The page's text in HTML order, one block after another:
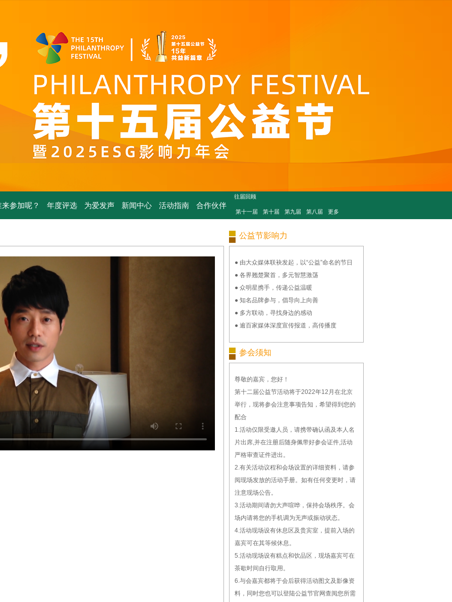
来参加呢？ 年度评选 为爱发声 新闻中心 活动指南 合作伙伴
往届回顾
第十一届 第十届 第九届 第八届 更多
公益节影响力
● 由大众媒体联袂发起，以“公益”命名的节日
● 各界翘楚聚首，多元智慧激荡
● 众明星携手，传递公益温暖
● 知名品牌参与，倡导向上向善
● 多方联动，寻找身边的感动
● 逾百家媒体深度宣传报道，高传播度
参会须知
尊敬的嘉宾，您好！
第十二届公益节活动将于2022年12月在北京
举行，现将参会注意事项告知，希望得到您的
配合
1.活动仅限受邀人员，请携带确认函及本人名
片出席,并在注册后随身佩带好参会证件,活动
严格审查证件进出。
2.有关活动议程和会场设置的详细资料，请参
阅现场发放的活动手册。如有任何变更时，请
注意现场公告。
3.活动期间请勿大声喧哗，保持会场秩序。会
场内请将您的手机调为无声或振动状态。
4.活动现场设有休息区及贵宾室，提前入场的
嘉宾可在其等候休息。
5.活动现场设有糕点和饮品区，现场嘉宾可在
茶歇时间自行取用。
6.与会嘉宾都将于会后获得活动图文及影像资
料，同时您也可以登陆公益节官网查阅您所需